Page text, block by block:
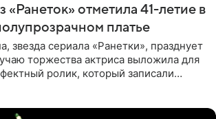
«Ранеток» отметила 41-летие в
платье
звезда сериала «Ранетки», празднует
торжества актриса выложила для
ролик, который записали